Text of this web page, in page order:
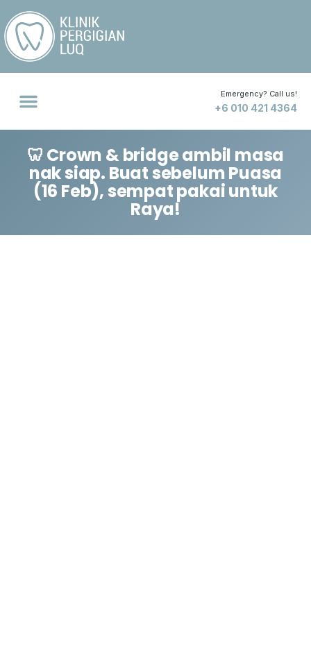
Emergency? Call us!
+6 010 421 4364
🦷 Crown & bridge ambil masa
nak siap. Buat sebelum Puasa
(16 Feb), sempat pakai untuk
Raya!